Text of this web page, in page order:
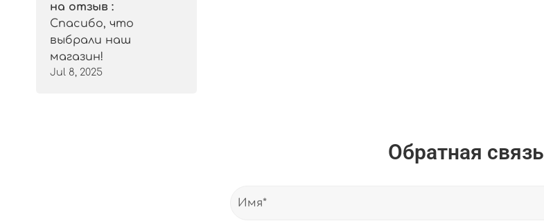
на отзыв :
Спасибо, что
выбрали наш
магазин!
Jul 8, 2025
Обратная связь